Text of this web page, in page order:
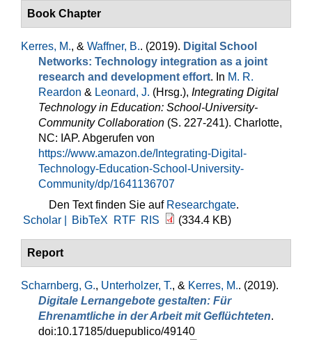
Book Chapter
Kerres, M., & Waffner, B.. (2019). Digital School
Networks: Technology integration as a joint
research and development effort. In M. R.
Reardon & Leonard, J. (Hrsg.), Integrating Digital
Technology in Education: School-University-
Community Collaboration (S. 227-241). Charlotte,
NC: IAP. Abgerufen von
https://www.amazon.de/Integrating-Digital-
Technology-Education-School-University-
Community/dp/1641136707
Den Text finden Sie auf Researchgate.
Scholar |
BibTeX RTF RIS (334.4 KB)
Report
Scharnberg, G., Unterholzer, T., & Kerres, M.. (2019).
Digitale Lernangebote gestalten: Für
Ehrenamtliche in der Arbeit mit Geflüchteten.
doi:10.17185/duepublico/49140